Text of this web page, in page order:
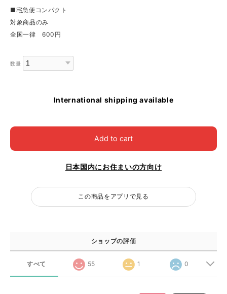
■宅急便コンパクト
対象商品のみ
全国一律 600円
数量
International shipping available
Add to cart
日本国内にお住まいの方向け
この商品をアプリで見る
ショップの評価
すべて 55 1 0